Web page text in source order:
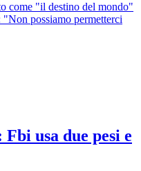
come "il destino del mondo"
possiamo permetterci
usa due pesi e